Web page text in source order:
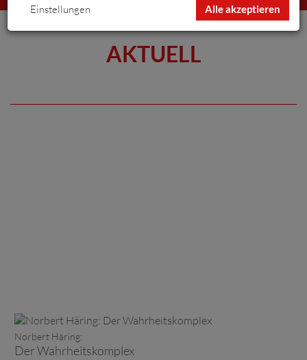
umschalten
AKTUELL
Norbert Häring:
Der Wahrheitskomplex
Alle akzeptieren
Einstellungen